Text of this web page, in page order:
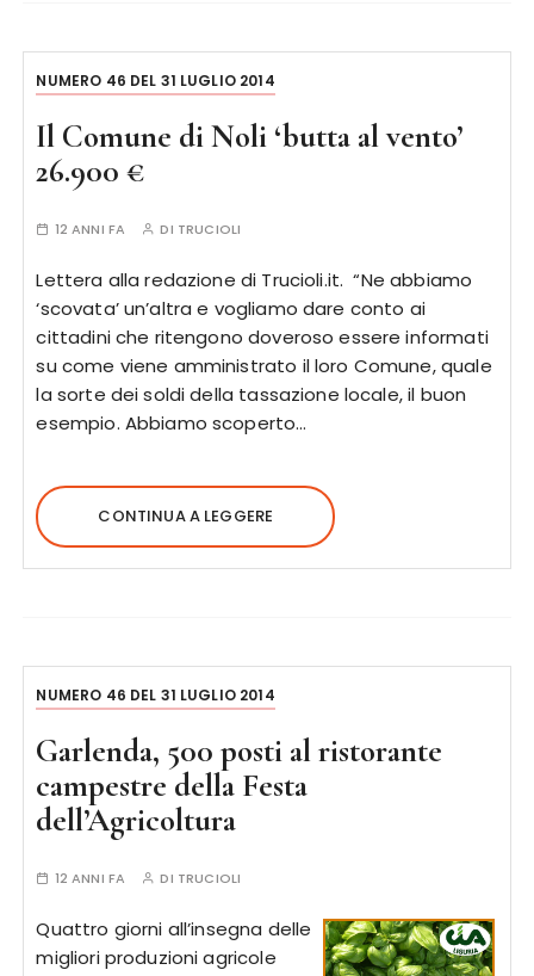
NUMERO 46 DEL 31 LUGLIO 2014
Il Comune di Noli ‘butta al vento’
26.900 €
12 ANNI FA DI TRUCIOLI
Lettera alla redazione di Trucioli.it. “Ne abbiamo
‘scovata’ un’altra e vogliamo dare conto ai
cittadini che ritengono doveroso essere informati
su come viene amministrato il loro Comune, quale
la sorte dei soldi della tassazione locale, il buon
esempio. Abbiamo scoperto…
CONTINUA A LEGGERE
NUMERO 46 DEL 31 LUGLIO 2014
Garlenda, 500 posti al ristorante
campestre della Festa
dell’Agricoltura
12 ANNI FA DI TRUCIOLI
Quattro giorni all’insegna delle
migliori produzioni agricole